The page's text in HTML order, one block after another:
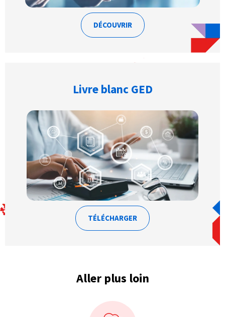
DÉCOUVRIR
Livre blanc GED
TÉLÉCHARGER
Aller plus loin